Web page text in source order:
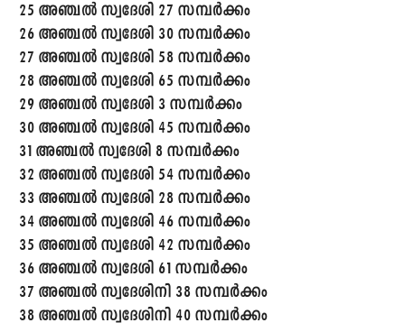
25 അഞ്ചൽ സ്വദേശി 27 സമ്പർക്കം
26 അഞ്ചൽ സ്വദേശി 30 സമ്പർക്കം
27 അഞ്ചൽ സ്വദേശി 58 സമ്പർക്കം
28 അഞ്ചൽ സ്വദേശി 65 സമ്പർക്കം
29 അഞ്ചൽ സ്വദേശി 3 സമ്പർക്കം
30 അഞ്ചൽ സ്വദേശി 45 സമ്പർക്കം
31 അഞ്ചൽ സ്വദേശി 8 സമ്പർക്കം
32 അഞ്ചൽ സ്വദേശി 54 സമ്പർക്കം
33 അഞ്ചൽ സ്വദേശി 28 സമ്പർക്കം
34 അഞ്ചൽ സ്വദേശി 46 സമ്പർക്കം
35 അഞ്ചൽ സ്വദേശി 42 സമ്പർക്കം
36 അഞ്ചൽ സ്വദേശി 61 സമ്പർക്കം
37 അഞ്ചൽ സ്വദേശിനി 38 സമ്പർക്കം
38 അഞ്ചൽ സ്വദേശിനി 40 സമ്പർക്കം